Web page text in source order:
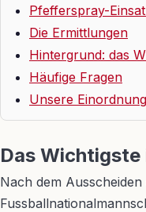
Pfefferspray-
Die Ermittlungen
Hintergrund: das
Häufige Fragen
Unsere Einordnung
Das Wichtigste
Nach dem